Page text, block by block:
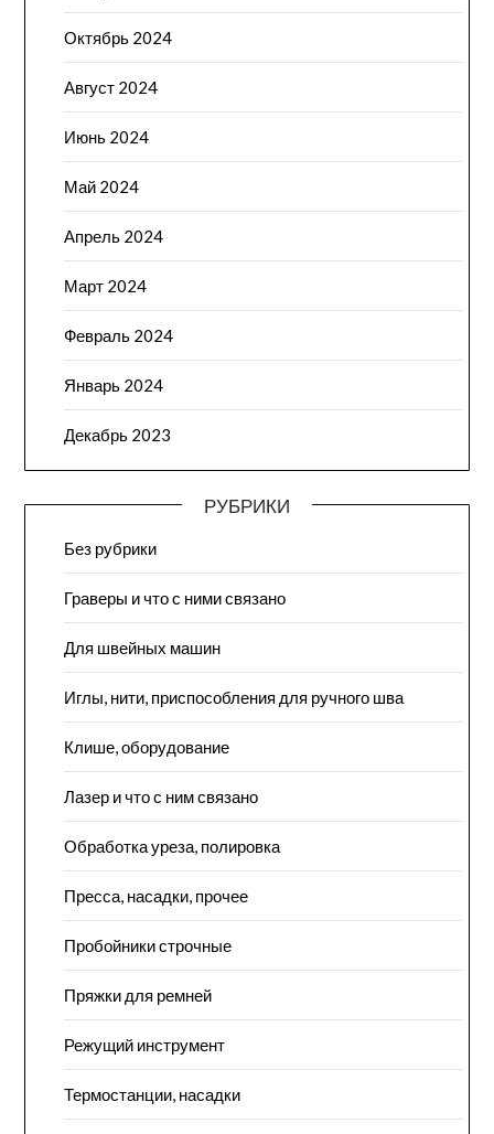
Октябрь 2024
Август 2024
Июнь 2024
Май 2024
Апрель 2024
Март 2024
Февраль 2024
Январь 2024
Декабрь 2023
РУБРИКИ
Без рубрики
Граверы и что с ними связано
Для швейных машин
Иглы, нити, приспособления для ручного шва
Клише, оборудование
Лазер и что с ним связано
Обработка уреза, полировка
Пресса, насадки, прочее
Пробойники строчные
Пряжки для ремней
Режущий инструмент
Термостанции, насадки